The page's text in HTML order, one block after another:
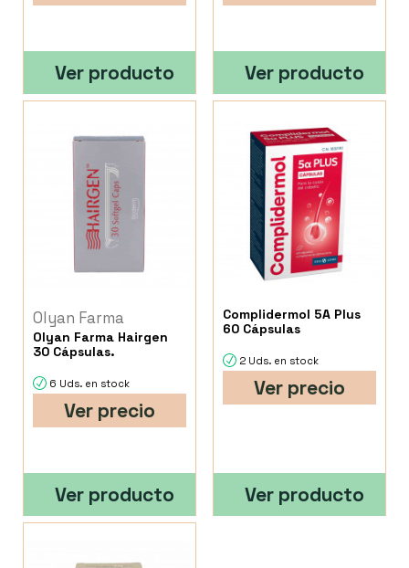
Ver producto Ver producto
Olyan Farma
Olyan Farma Hairgen
30 Cápsulas.
6 Uds. en stock
Ver precio
Ver producto
Complidermol 5A Plus
60 Cápsulas
2 Uds. en stock
Ver precio
Ver producto